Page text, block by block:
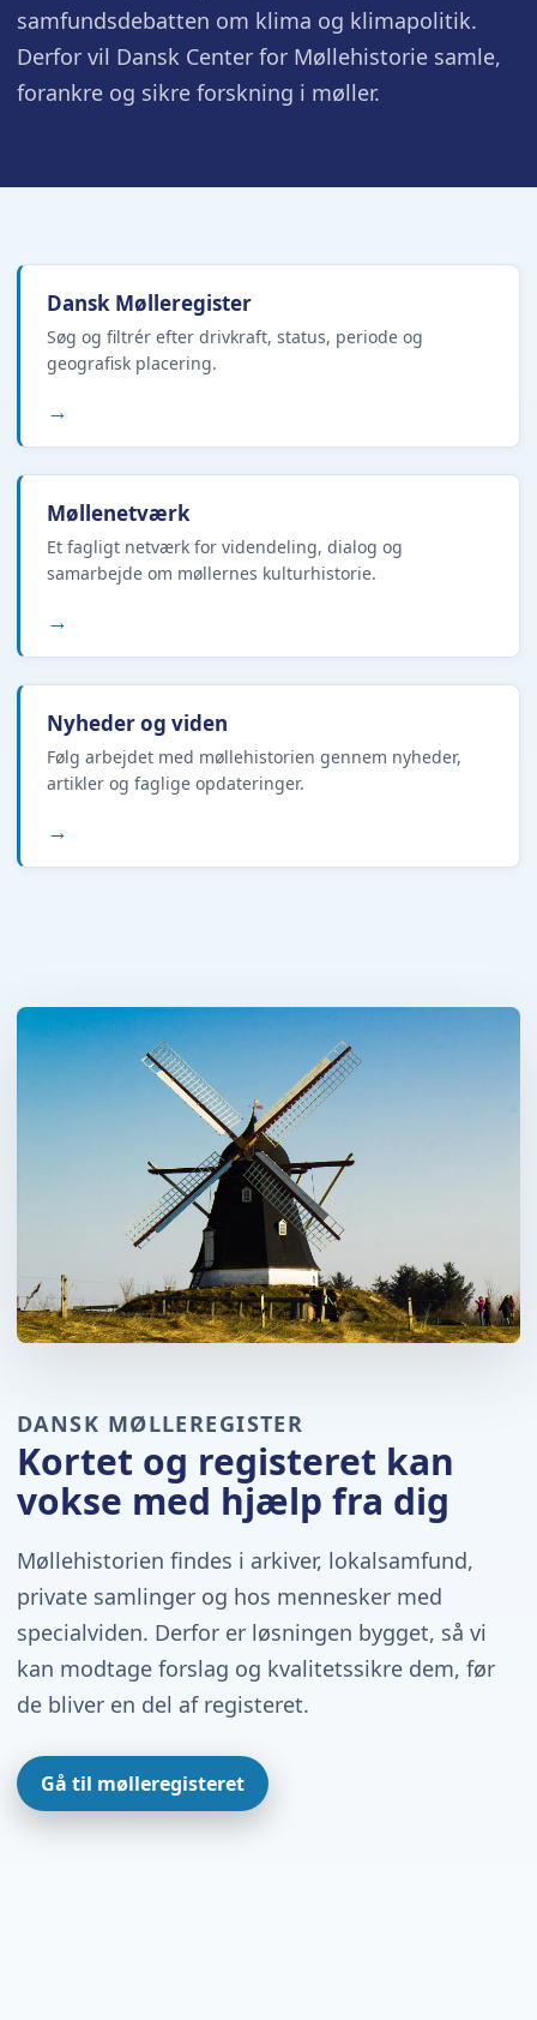
samfundsdebatten om klima og klimapolitik.
Derfor vil Dansk Center for Møllehistorie samle,
forankre og sikre forskning i møller.
Dansk Mølleregister
Søg og filtrér efter drivkraft, status, periode og
geografisk placering.
→
Møllenetværk
Et fagligt netværk for videndeling, dialog og
samarbejde om møllernes kulturhistorie.
→
Nyheder og viden
Følg arbejdet med møllehistorien gennem nyheder,
artikler og faglige opdateringer.
→
DANSK MØLLEREGISTER
Kortet og registeret kan
vokse med hjælp fra dig
Møllehistorien findes i arkiver, lokalsamfund,
private samlinger og hos mennesker med
specialviden. Derfor er løsningen bygget, så vi
kan modtage forslag og kvalitetssikre dem, før
de bliver en del af registeret.
Gå til mølleregisteret